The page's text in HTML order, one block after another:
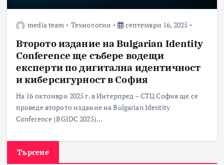
media team Технологии септември 16, 2025
Второто издание на Bulgarian Identity
Conference ще събере водещи
експерти по дигитална идентичност
и киберсигурност в София
На 16 октомври 2025 г. в Интерпред – СТЦ София ще се
проведе второто издание на Bulgarian Identity
Conference (BGIDC 2025)…
Търсене